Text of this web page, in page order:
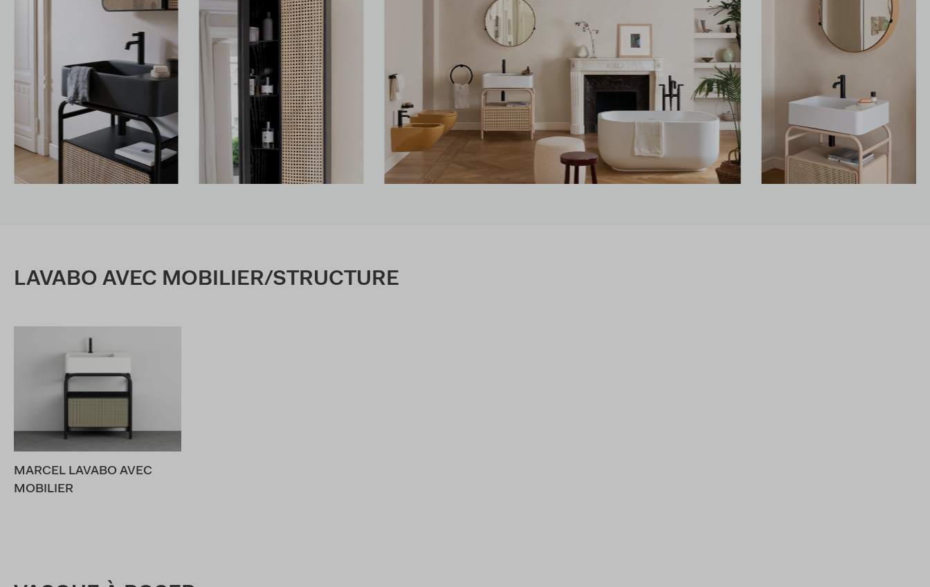
LAVABO AVEC MOBILIER/STRUCTURE
MARCEL LAVABO AVEC
MOBILIER